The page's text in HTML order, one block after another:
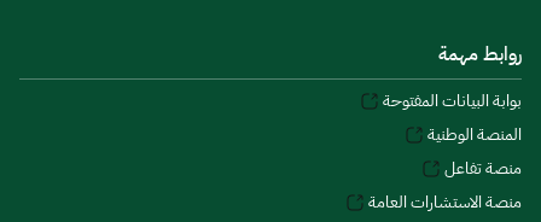
روابط مهمة
بوابة البيانات المفتوحة
المنصة الوطنية
منصة تفاعل
منصة الاستشارات العامة